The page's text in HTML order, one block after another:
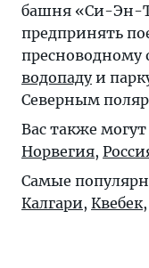
башня «Си-Эн-
предпринять
пресноводному
водопадуи
Северным
Вас также
Норвегия,
Самые
Калгари, Квебек,